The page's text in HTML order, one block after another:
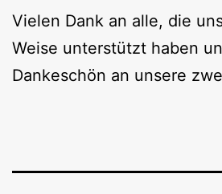
Vielen Dank an alle, die
Weise unterstützt haben
Dankeschön an unsere